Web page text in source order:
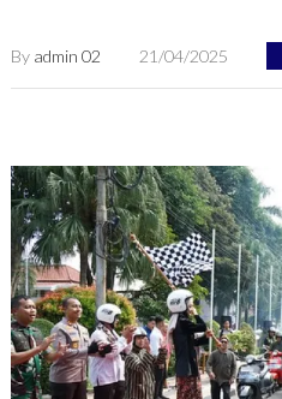
By admin 02 21/04/2025